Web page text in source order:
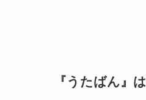
『うたばん』